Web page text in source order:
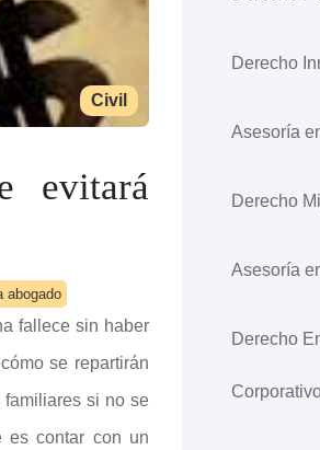
Civil
evitará
abogado
fallece sin haber
se repartirán
familiares si no se
es contar con un
Derecho
Asesoría
Derecho
Asesoría
Derecho